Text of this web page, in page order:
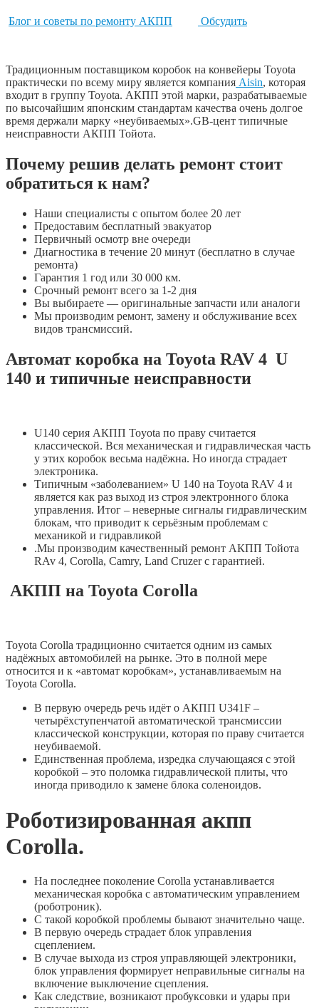
Блог и советы по ремонту АКПП Обсудить
Традиционным поставщиком коробок на конвейеры Toyota
практически по всему миру является компания Aisin, которая
входит в группу Toyota. АКПП этой марки, разрабатываемые
по высочайшим японским стандартам качества очень долгое
время держали марку «неубиваемых».GB-цент типичные
неисправности АКПП Тойота.
Почему решив делать ремонт стоит
обратиться к нам?
Наши специалисты с опытом более 20 лет
Предоставим бесплатный эвакуатор
Первичный осмотр вне очереди
Диагностика в течение 20 минут (бесплатно в случае
ремонта)
Гарантия 1 год или 30 000 км.
Срочный ремонт всего за 1-2 дня
Вы выбираете — оригинальные запчасти или аналоги
Мы производим ремонт, замену и обслуживание всех
видов трансмиссий.
Автомат коробка на Toyota RAV 4 U
140 и типичные неисправности
U140 серия АКПП Toyota по праву считается
классической. Вся механическая и гидравлическая часть
у этих коробок весьма надёжна. Но иногда страдает
электроника.
Типичным «заболеванием» U 140 на Toyota RAV 4 и
является как раз выход из строя электронного блока
управления. Итог – неверные сигналы гидравлическим
блокам, что приводит к серьёзным проблемам с
механикой и гидравликой
.Мы производим качественный ремонт АКПП Тойота
RAv 4, Corolla, Camry, Land Cruzer с гарантией.
АКПП на Toyota Corolla
Toyota Corolla традиционно считается одним из самых
надёжных автомобилей на рынке. Это в полной мере
относится и к «автомат коробкам», устанавливаемым на
Toyota Corolla.
В первую очередь речь идёт о АКПП U341F –
четырёхступенчатой автоматической трансмиссии
классической конструкции, которая по праву считается
неубиваемой.
Единственная проблема, изредка случающаяся с этой
коробкой – это поломка гидравлической плиты, что
иногда приводило к замене блока соленоидов.
Роботизированная акпп
Corolla.
На последнее поколение Corolla устанавливается
механическая коробка с автоматическим управлением
(роботроник).
С такой коробкой проблемы бывают значительно чаще.
В первую очередь страдает блок управления
сцеплением.
В случае выхода из строя управляющей электроники,
блок управления формирует неправильные сигналы на
включение выключение сцепления.
Как следствие, возникают пробуксовки и удары при